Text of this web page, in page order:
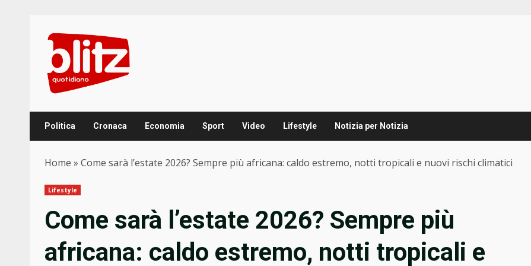
content
Politica Cronaca Economia Sport Video Lifestyle Notizia per Notizia
Home » Come sarà l’estate 2026? Sempre più africana: caldo estremo, notti tropicali e nuovi rischi climatici
Lifestyle
Come sarà l’estate 2026? Sempre più
africana: caldo estremo, notti tropicali e